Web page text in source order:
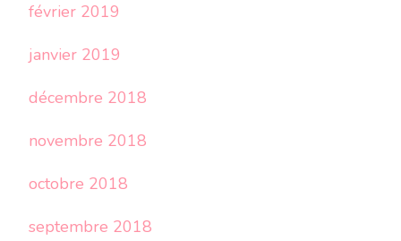
février 2019
janvier 2019
décembre 2018
novembre 2018
octobre 2018
septembre 2018